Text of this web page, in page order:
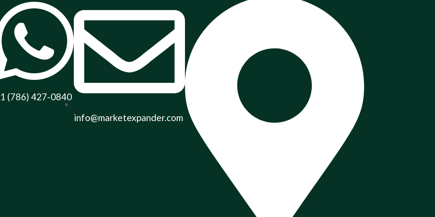
(786) 427-0840
info@marketexpander.com